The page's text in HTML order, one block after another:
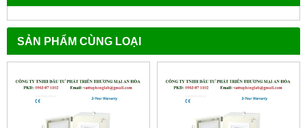
SẢN PHẨM CÙNG LOẠI